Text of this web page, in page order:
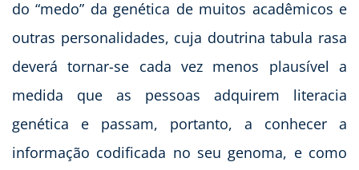
do “medo” da genética de muitos acadêmicos e
outras personalidades, cuja doutrina tabula rasa
deverá tornar-se cada vez menos plausível a
medida que as pessoas adquirem literacia
genética e passam, portanto, a conhecer a
informação codificada no seu genoma, e como